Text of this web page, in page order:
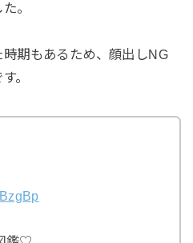
。
期もあるため、顔出しNG
。